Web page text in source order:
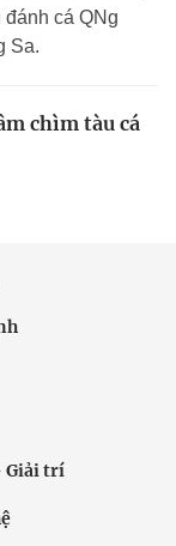
cá QNg
Sa.
chìm tàu cá
Giải trí